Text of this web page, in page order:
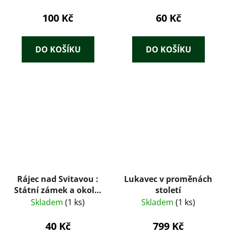
let k dosažení světové
100 Kč
DO KOŠÍKU
60 Kč
DO KOŠÍKU
Rájec nad Svitavou :
Státní zámek a okolí :
Sborník
Skladem (1 ks)
40 Kč
Lukavec v proměnách
století
Skladem (1 ks)
799 Kč